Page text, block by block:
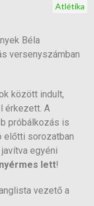
Atlétika
Béla
versenyszámban
között indult,
érkezett. A
próbálkozás is
előtti sorozatban
egyéni
lett!
vezető a